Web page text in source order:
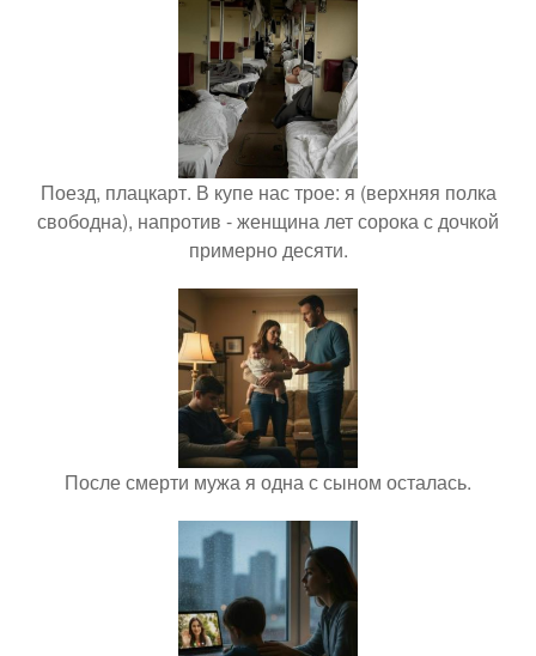
Поезд, плацкарт. В купе нас трое: я (верхняя полка
свободна), напротив - женщина лет сорока с дочкой
примерно десяти.
После смерти мужа я одна с сыном осталась.